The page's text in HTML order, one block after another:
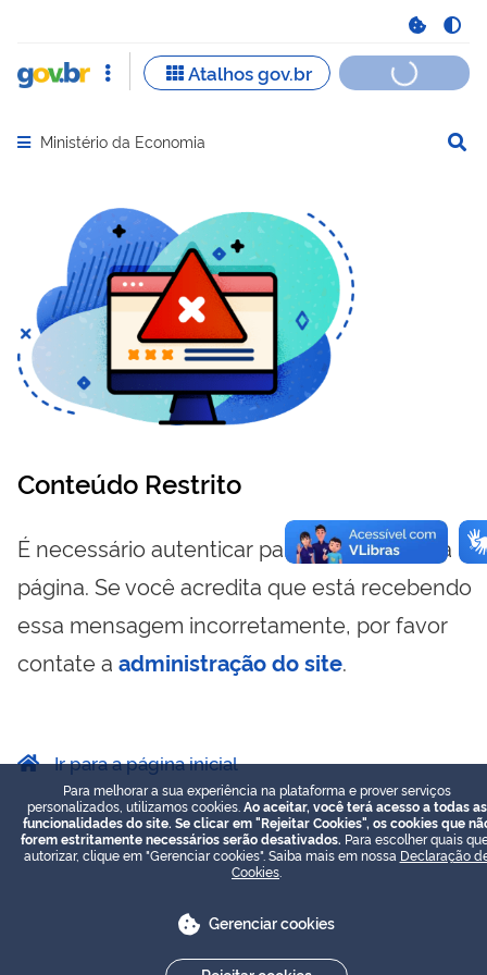
Abrir menu principal de navegação
Ministério da Economia
Conteúdo Restrito
É necessário autenticar para visualizar essa
página. Se você acredita que está recebendo
essa mensagem incorretamente, por favor
contate a administração do site.
Ir para a página inicial
Para melhorar a sua experiência na plataforma e prover serviços
personalizados, utilizamos cookies. Ao aceitar, você terá acesso a todas as
funcionalidades do site. Se clicar em "Rejeitar Cookies", os cookies que
forem estritamente necessários serão desativados. Para escolher quais
autorizar, clique em "Gerenciar cookies". Saiba mais em nossa Declaração
Cookies
Gerenciar cookies